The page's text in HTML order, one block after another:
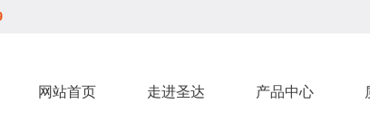
网站首页 走进圣达 产品中心